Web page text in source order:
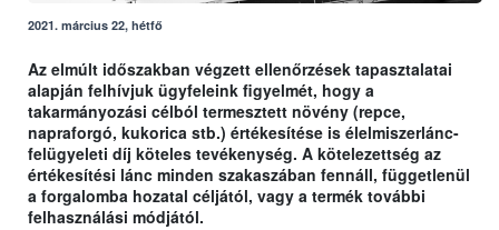
2021. március 22, hétfő
Az elmúlt időszakban végzett ellenőrzések tapasztalatai
alapján felhívjuk ügyfeleink figyelmét, hogy a
takarmányozási célból termesztett növény (repce,
napraforgó, kukorica stb.) értékesítése is élelmiszerlánc-
felügyeleti díj köteles tevékenység. A kötelezettség az
értékesítési lánc minden szakaszában fennáll, függetlenül
a forgalomba hozatal céljától, vagy a termék további
felhasználási módjától.